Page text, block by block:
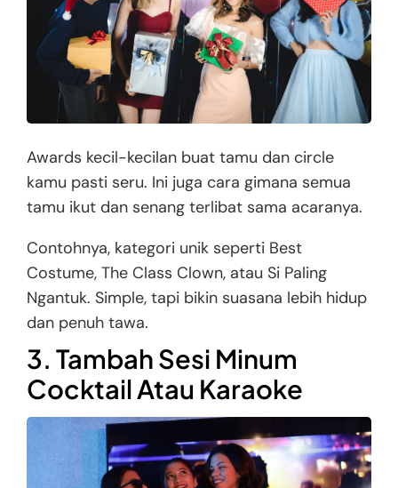
Awards kecil-kecilan buat tamu dan circle
kamu pasti seru. Ini juga cara gimana semua
tamu ikut dan senang terlibat sama acaranya.
Contohnya, kategori unik seperti Best
Costume, The Class Clown, atau Si Paling
Ngantuk. Simple, tapi bikin suasana lebih hidup
dan penuh tawa.
3. Tambah Sesi Minum
Cocktail Atau Karaoke